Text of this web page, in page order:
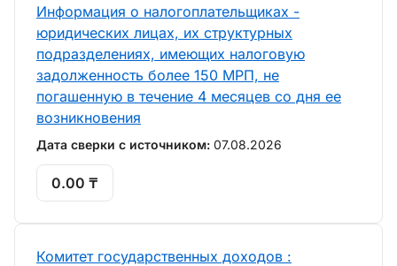
Информация о налогоплательщиках -
юридических лицах, их структурных
подразделениях, имеющих налоговую
задолженность более 150 МРП, не
погашенную в течение 4 месяцев со дня ее
возникновения
Дата сверки с источником: 07.08.2026
0.00 ₸
Комитет государственных доходов :